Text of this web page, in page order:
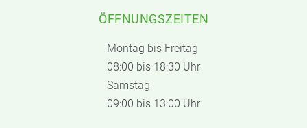
ÖFFNUNGSZEITEN
Montag bis Freitag
08:00 bis 18:30 Uhr
Samstag
09:00 bis 13:00 Uhr